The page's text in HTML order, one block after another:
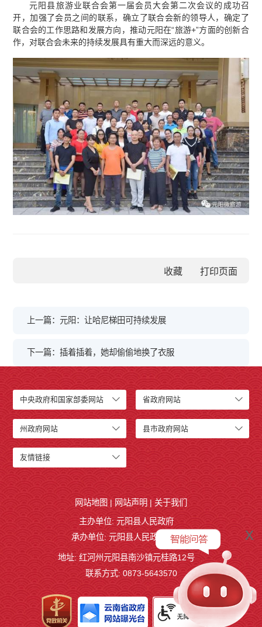
元阳县旅游业联合会第一届会员大会第二次会议的成功召
开，加强了会员之间的联系，确立了联合会新的领导人，确定了
联合会的工作思路和发展方向，推动元阳在“旅游+”方面的创新合
作，对联合会未来的持续发展具有重大而深远的意义。
收藏
上一篇：元阳：让哈尼梯田可持续发展
下一篇：插着插着，她却偷偷地换了衣服
中央政府和国家部委网站 省政府网站
州政府网站 县市政府网站
友情链接
x
网站地图 | 网站声明 | 关于我们
主办单位: 元阳县人民政府
承办单位: 元阳县人民政府办公室
地址: 红河州元阳县南沙镇元桂路12号
联系方式: 0873-5643570